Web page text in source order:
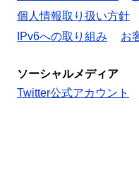
個人情報取り扱い方針
IPv6への取り組み
お
ソーシャルメディア
Twitter公式アカウント